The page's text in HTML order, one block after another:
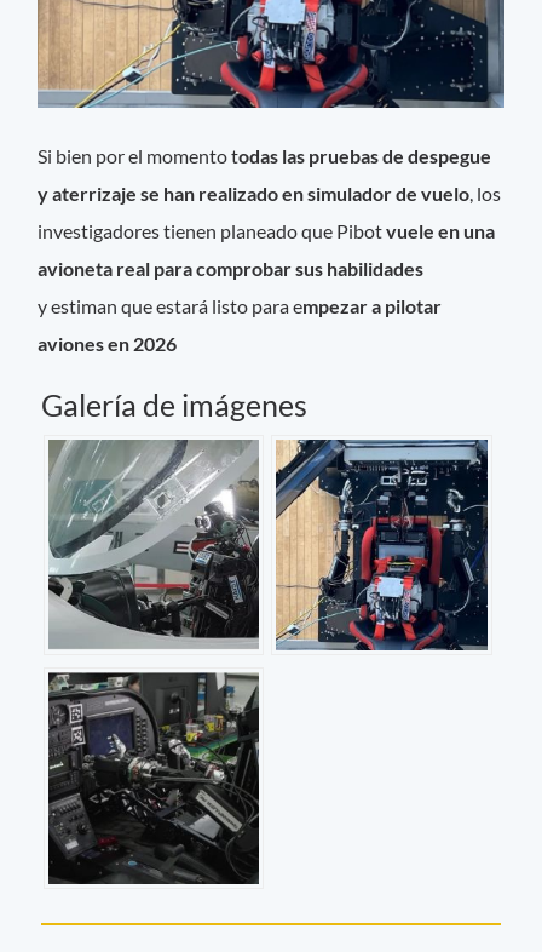
Si bien por el momento todas las pruebas de despegue
y aterrizaje se han realizado en simulador de vuelo , los
investigadores tienen planeado que Pibotvuele en una
avioneta real para comprobar sus habilidades
y estiman que estará listo para empezar a pilotar
aviones en 2026
Galería de imágenes